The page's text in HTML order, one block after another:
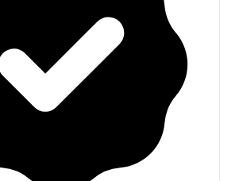
noktalarıyla,
Hipo Camp
farklı bir deneyim sunma
Doğanın ve denizin tadını
zamanda Ege'nin zengin kültürünü
isteyen tüm misafirlerimizi
kalbinde, çam kokulu ormanların
buluştuğu
bir kamp deneyimi için sizleri
Detaylı bilgi ve müsaitlik takvimi
rezervasyon alanını ziyaret